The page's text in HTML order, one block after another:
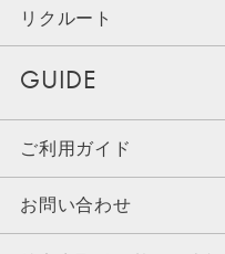
リクルート
GUIDE
ご利用ガイド
お問い合わせ